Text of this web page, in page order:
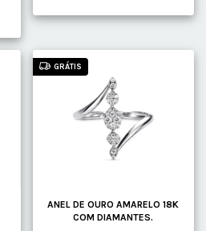
GRÁTIS
ANEL DE OURO AMARELO 18K
COM DIAMANTES.